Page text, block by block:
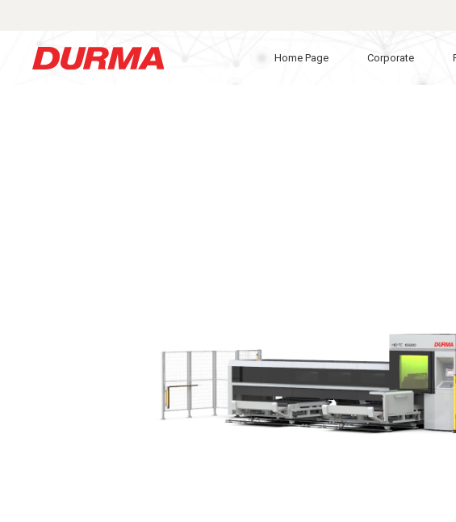
Durmazlar Home Page Corporate